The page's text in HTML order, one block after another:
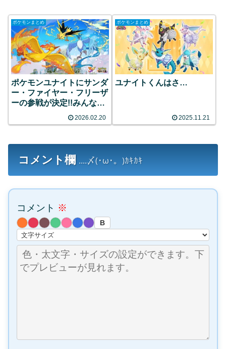
ポケモンまとめ
ポケモンユナイトにサンダ
ー・ファイヤー・フリーザ
ーの参戦が決定!!みんなの
2026.02.20
ポケモンまとめ
ユナイトくんはさ…
2025.11.21
コメント欄 ....〆(･ω･。)ｶｷｶｷ
コメント ※
B